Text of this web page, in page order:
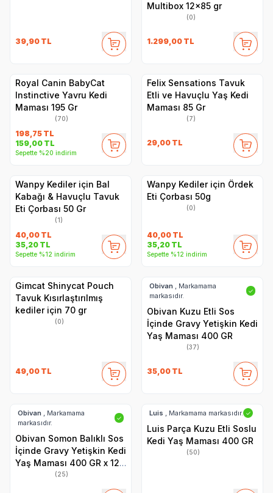
39,90 TL
Multibox 12x85 gr
(0)
1.299,00 TL
Royal Canin BabyCat
Instinctive Yavru Kedi
Maması 195 Gr
(70)
198,75 TL
159,00 TL
Sepette %20 indirim
Felix Sensations Tavuk
Etli ve Havuçlu Yaş Kedi
Maması 85 Gr
(7)
29,00 TL
Wanpy Kediler için Bal
Kabağı & Havuçlu Tavuk
Eti Çorbası 50 Gr
(1)
40,00 TL
35,20 TL
Sepette %12 indirim
Wanpy Kediler için Ördek
Eti Çorbası 50g
(0)
40,00 TL
35,20 TL
Sepette %12 indirim
Gimcat Shinycat Pouch
Tavuk Kısırlaştırılmış
kediler için 70 gr
(0)
49,00 TL
Obivan , Markamama
markasıdır.
✓
Obivan Kuzu Etli Sos
İçinde Gravy Yetişkin Kedi
Yaş Maması 400 GR
(37)
35,00 TL
Obivan , Markamama
markasıdır.
✓
Obivan Somon Balıklı Sos
İçinde Gravy Yetişkin Kedi
Yaş Maması 400 GR x 12
(25)
Luis , Markamama markasıdır. ✓
Luis Parça Kuzu Etli Soslu
Kedi Yaş Maması 400 GR
(50)